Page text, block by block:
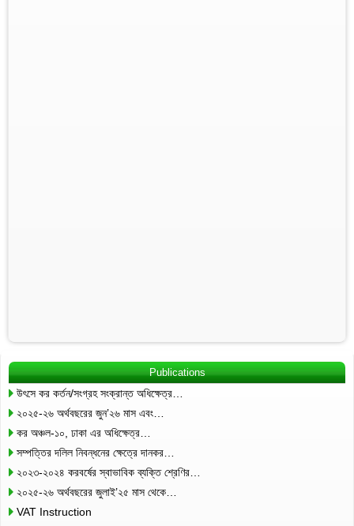
Publications
উৎসে কর কর্তন/সংগ্রহ সংক্রান্ত অধিক্ষেত্র…
২০২৫-২৬ অর্থবছরের জুন’২৬ মাস এবং…
কর অঞ্চল-১০, ঢাকা এর অধিক্ষেত্র…
সম্পত্তির দলিল নিবন্ধনের ক্ষেত্রে দানকর…
২০২৩-২০২৪ করবর্ষের স্বাভাবিক ব্যক্তি শ্রেণির…
২০২৫-২৬ অর্থবছরের জুলাই’২৫ মাস থেকে…
VAT Instruction